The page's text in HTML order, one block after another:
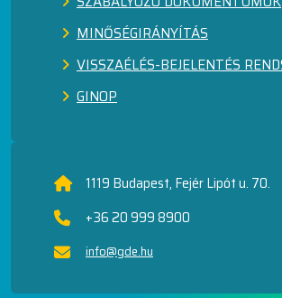
MINŐSÉGIRÁNYÍTÁS
VISSZAÉLÉS-BEJELENTÉS
GINOP
1119 Budapest, Fejér Lipót u. 70.
+36 20 999 8900
info@gde.hu